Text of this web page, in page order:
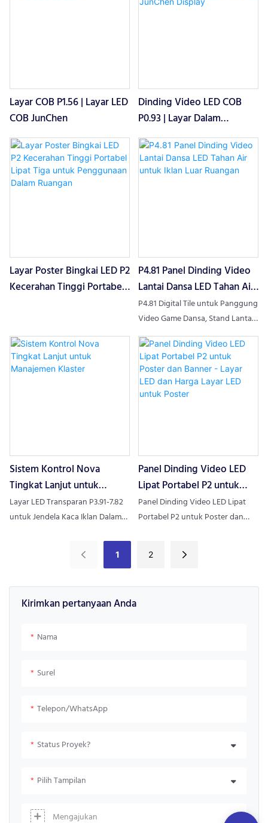
Kirimkan pertanyaan Anda
Nama
Surel
Telepon/WhatsApp
Status Proyek?
Pilih Tampilan
Mengajukan
Layar COB P1.56 | Layar LED
COB JunChen
Dinding Video LED COB
P0.93 | Layar Dalam
Ruangan JunChen Display
Layar Poster Bingkai LED P2
Kecerahan Tinggi Portabel
Ruangan
P4.81 Panel Dinding Video
Lantai Dansa LED Tahan Air
untuk Iklan Luar Ruangan
P4.81 Digital Tile untuk Panggung
Video Game Dansa, Stand Lantai
LED, Dinding LED, Temukan Detail
dan Harga tentang Layar LED
untuk Lantai Dansa dari P4.81
Digital Tile untuk Panggung
Video Game Dansa, Stand Lantai
Sistem Kontrol Nova
Tingkat Lanjut untuk
Manajemen Klaster
Layar LED Transparan P3.91-7.82
untuk Jendela Kaca Iklan Dalam
Transparan P3.91-7.82 untuk
Harga tentang Layar LED
Pusat Perbelanjaan - Guangzhou
Panel Dinding Video LED
Lipat Portabel P2 untuk
Poster dan Banner - Layar
LED dan Harga Layar LED
Panel Dinding Video LED Lipat
Portabel P2 untuk Poster dan
dari Panel Dinding Video LED
1 2